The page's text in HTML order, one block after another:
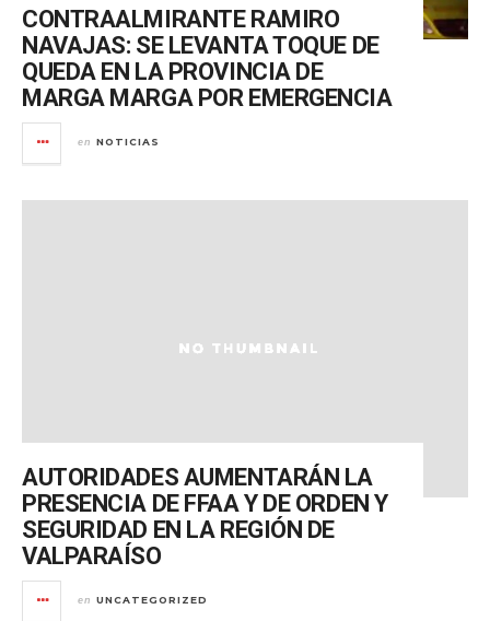
CONTRAALMIRANTE RAMIRO
NAVAJAS: SE LEVANTA TOQUE DE
QUEDA EN LA PROVINCIA DE
MARGA MARGA POR EMERGENCIA
en NOTICIAS
AUTORIDADES AUMENTARÁN LA
PRESENCIA DE FFAA Y DE ORDEN Y
SEGURIDAD EN LA REGIÓN DE
VALPARAÍSO
en UNCATEGORIZED